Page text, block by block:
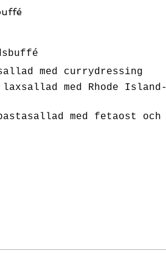
med currydressing
laxsallad med Rhode Island-
med fetaost och